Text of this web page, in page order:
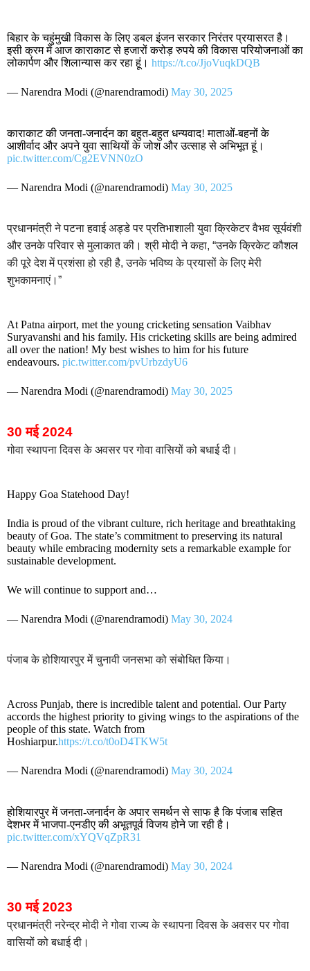
बिहार के चहुंमुखी विकास के लिए डबल इंजन सरकार निरंतर प्रयासरत है।
इसी क्रम में आज काराकाट से हजारों करोड़ रुपये की विकास परियोजनाओं का
लोकार्पण और शिलान्यास कर रहा हूं। https://t.co/JjoVuqkDQB
— Narendra Modi (@narendramodi) May 30, 2025
काराकाट की जनता-जनार्दन का बहुत-बहुत धन्यवाद! माताओं-बहनों के
आशीर्वाद और अपने युवा साथियों के जोश और उत्साह से अभिभूत हूं।
pic.twitter.com/Cg2EVNN0zO
— Narendra Modi (@narendramodi) May 30, 2025
प्रधानमंत्री ने पटना हवाई अड्डे पर प्रतिभाशाली युवा क्रिकेटर वैभव सूर्यवंशी
और उनके परिवार से मुलाकात की। श्री मोदी ने कहा, “उनके क्रिकेट कौशल
की पूरे देश में प्रशंसा हो रही है, उनके भविष्य के प्रयासों के लिए मेरी
शुभकामनाएं।”
At Patna airport, met the young cricketing sensation Vaibhav
Suryavanshi and his family. His cricketing skills are being admired
all over the nation! My best wishes to him for his future
endeavours. pic.twitter.com/pvUrbzdyU6
— Narendra Modi (@narendramodi) May 30, 2025
30 मई 2024
गोवा स्थापना दिवस के अवसर पर गोवा वासियों को बधाई दी।
Happy Goa Statehood Day!
India is proud of the vibrant culture, rich heritage and breathtaking
beauty of Goa. The state’s commitment to preserving its natural
beauty while embracing modernity sets a remarkable example for
sustainable development.
We will continue to support and…
— Narendra Modi (@narendramodi) May 30, 2024
पंजाब के होशियारपुर में चुनावी जनसभा को संबोधित किया।
Across Punjab, there is incredible talent and potential. Our Party
accords the highest priority to giving wings to the aspirations of the
people of this state. Watch from
Hoshiarpur.https://t.co/t0oD4TKW5t
— Narendra Modi (@narendramodi) May 30, 2024
होशियारपुर में जनता-जनार्दन के अपार समर्थन से साफ है कि पंजाब सहित
देशभर में भाजपा-एनडीए की अभूतपूर्व विजय होने जा रही है।
pic.twitter.com/xYQVqZpR31
— Narendra Modi (@narendramodi) May 30, 2024
30 मई 2023
प्रधानमंत्री नरेन्द्र मोदी ने गोवा राज्य के स्थापना दिवस के अवसर पर गोवा
वासियों को बधाई दी।